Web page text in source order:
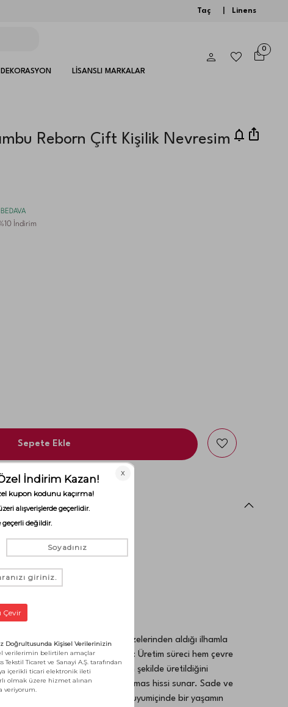
Taç Linens
DEKORASYON LİSANSLI MARKALAR
0
Reborn Çift Kişilik Nevresim
İndirim
Sepete Ekle
ve doğanın mucizelerinden aldığı ilhamla
(Made in Green) etikete sahiptir: Üretim süreci hem çevre
sorumlulukilkelerine uygun şekilde üretildiğini
yumuşak yüzeyiyle doğal bir temas hissi sunar. Sade ve
sadece bir ürün değil, doğayla uyumiçinde bir yaşamın